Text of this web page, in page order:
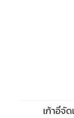
เก้าอี้จั